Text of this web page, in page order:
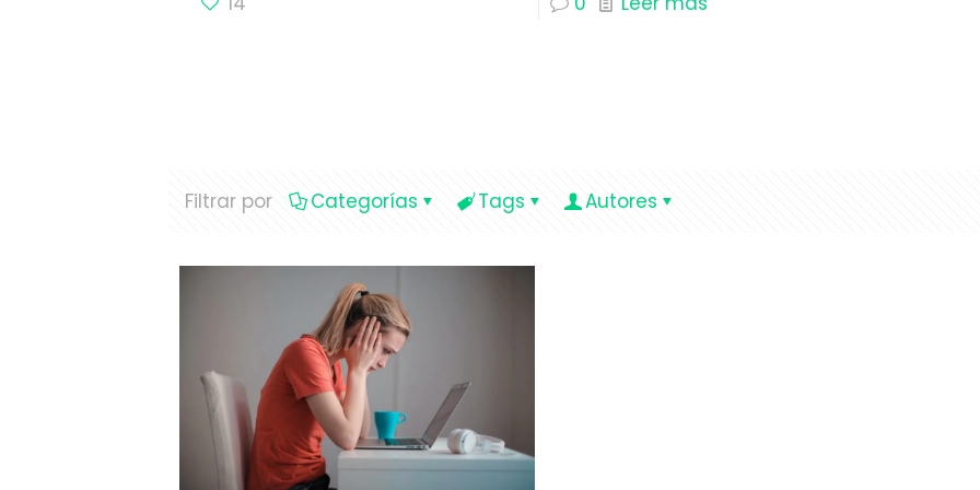
Filtrar por Categorías Tags Autores